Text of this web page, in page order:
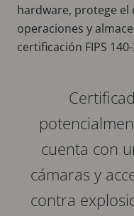
hardware, protege el
operaciones y
certificación FIPS
cuenta con
cámaras y
contra